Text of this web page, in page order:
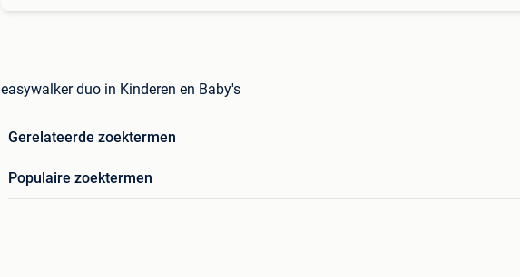
easywalker duo in Kinderen en Baby's
Gerelateerde zoektermen
Populaire zoektermen